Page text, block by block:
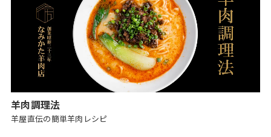
羊肉調理法
羊屋直伝の簡単羊肉レシピ